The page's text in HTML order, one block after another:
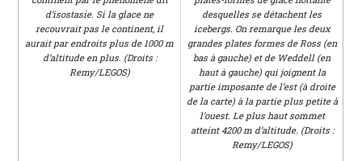
d’isostasie. Si la glace ne
recouvrait pas le continent, il
aurait par endroits plus de 1000 m
d’altitude en plus. (Droits :
Remy/LEGOS)
desquelles se détachent les
icebergs. On remarque les deux
grandes plates formes de Ross (en
bas à gauche) et de Weddell (en
haut à gauche) qui joignent la
partie imposante de l’est (à droite
de la carte) à la partie plus petite à
l’ouest. Le plus haut sommet
atteint 4200 m d’altitude. (Droits :
Remy/LEGOS)